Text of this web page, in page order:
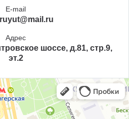
E-mail
Адрес
шоссе, д.81, стр.9,
эт.2